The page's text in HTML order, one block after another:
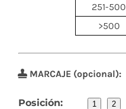
251-500
>500
MARCAJE (opcional):
Posición: 1 2